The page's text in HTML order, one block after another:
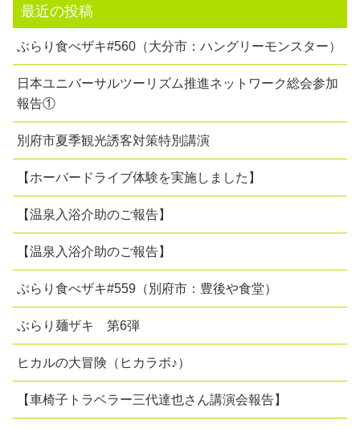
最近の投稿
ぶらり食べザキ#560（大分市：ハングリーモンスター）
日本ユニバーサルツーリズム推進ネットワーク総会参加
報告①
別府市夏季観光誘客対策特別講演
【ホーバードライブ体験を実施しました】
【温泉入浴介助のご報告】
【温泉入浴介助のご報告】
ぶらり食べザキ#559（別府市：豊後や食堂）
ぶらり麺ザキ 第6弾
ヒカルの大冒険（ヒカラボ♪）
【車椅子トラベラー三代達也さん講演会報告】